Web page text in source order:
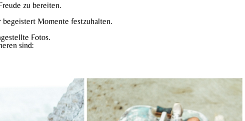
zu bereiten.
begeistert Momente festzuhalten.
Fotos.
sind: